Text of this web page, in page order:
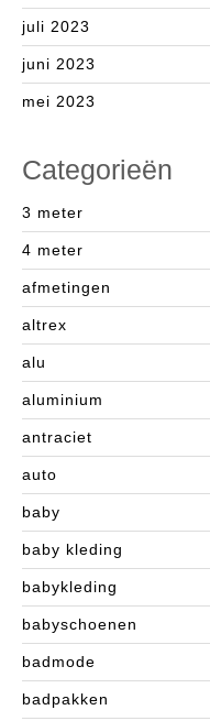
juli 2023
juni 2023
mei 2023
Categorieën
3 meter
4 meter
afmetingen
altrex
alu
aluminium
antraciet
auto
baby
baby kleding
babykleding
babyschoenen
badmode
badpakken